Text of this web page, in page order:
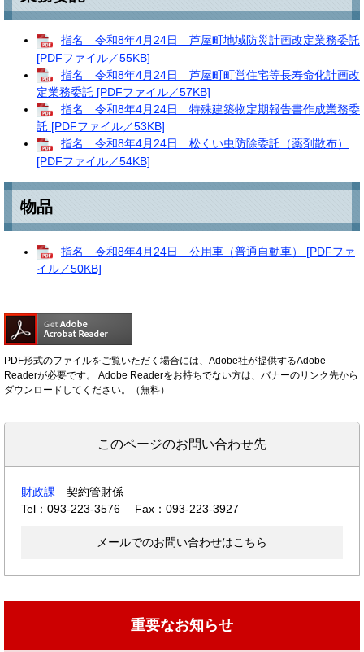
指名 令和8年4月24日 芦屋町地域防災計画改定業務委託
[PDFファイル／55KB]
指名 令和8年4月24日 芦屋町町営住宅等長寿命化計画改
定業務委託 [PDFファイル／57KB]
指名 令和8年4月24日 特殊建築物定期報告書作成業務委
託 [PDFファイル／53KB]
指名 令和8年4月24日 松くい虫防除委託（薬剤散布）
[PDFファイル／54KB]
物品​
指名 令和8年4月24日 公用車（普通自動車） [PDFファ
イル／50KB]
PDF形式のファイルをご覧いただく場合には、Adobe社が提供するAdobe
Readerが必要です。
Adobe Readerをお持ちでない方は、バナーのリンク先から
ダウンロードしてください。（無料）
このページのお問い合わせ先
財政課
契約管財係
Tel：093-223-3576
Fax：093-223-3927
メールでのお問い合わせはこちら
重要なお知らせ